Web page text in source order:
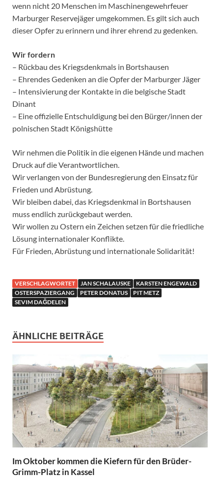
wenn nicht 20 Menschen im Maschinengewehrfeuer
Marburger Reservejäger umgekommen. Es gilt sich auch
dieser Opfer zu erinnern und ihrer ehrend zu gedenken.
Wir fordern
– Rückbau des Kriegsdenkmals in Bortshausen
– Ehrendes Gedenken an die Opfer der Marburger Jäger
– Intensivierung der Kontakte in die belgische Stadt
Dinant
– Eine offizielle Entschuldigung bei den Bürger/innen der
polnischen Stadt Königshütte
Wir nehmen die Politik in die eigenen Hände und machen
Druck auf die Verantwortlichen.
Wir verlangen von der Bundesregierung den Einsatz für
Frieden und Abrüstung.
Wir bleiben dabei, das Kriegsdenkmal in Bortshausen
muss endlich zurückgebaut werden.
Wir wollen zu Ostern ein Zeichen setzen für die friedliche
Lösung internationaler Konflikte.
Für Frieden, Abrüstung und internationale Solidarität!
VERSCHLAGWORTET JAN SCHALAUSKE
KARSTEN ENGEWALD
OSTERSPAZIERGANG
PETER DONATUS
PIT METZ
SEVIM DAĞDELEN
ÄHNLICHE BEITRÄGE
Im Oktober kommen die Kiefern für den Brüder-
Grimm-Platz in Kassel